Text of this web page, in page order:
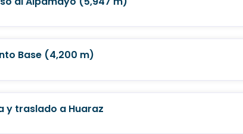
Base (4,200 m)
y traslado a Huaraz